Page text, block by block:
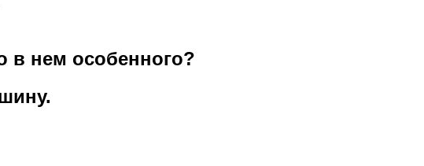
в нем особенного?